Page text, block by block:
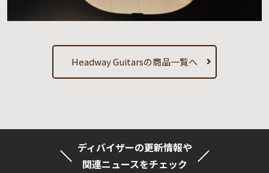
Headway Guitarsの商品一覧へ
ディバイザーの更新情報や
関連ニュースをチェック